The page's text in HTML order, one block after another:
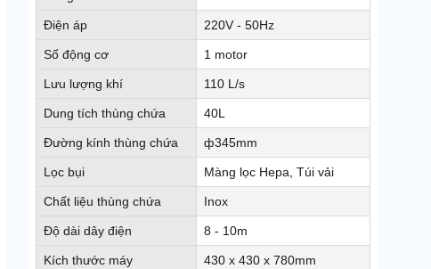
Điện áp 220V - 50Hz
Số động cơ 1 motor
Lưu lượng khí 110 L/s
Dung tích thùng chứa 40L
Đường kính thùng chứa ф345mm
Lọc bụi Màng lọc Hepa, Túi vải
Chất liệu thùng chứa Inox
Độ dài dây điện 8 - 10m
Kích thước máy 430 x 430 x 780mm